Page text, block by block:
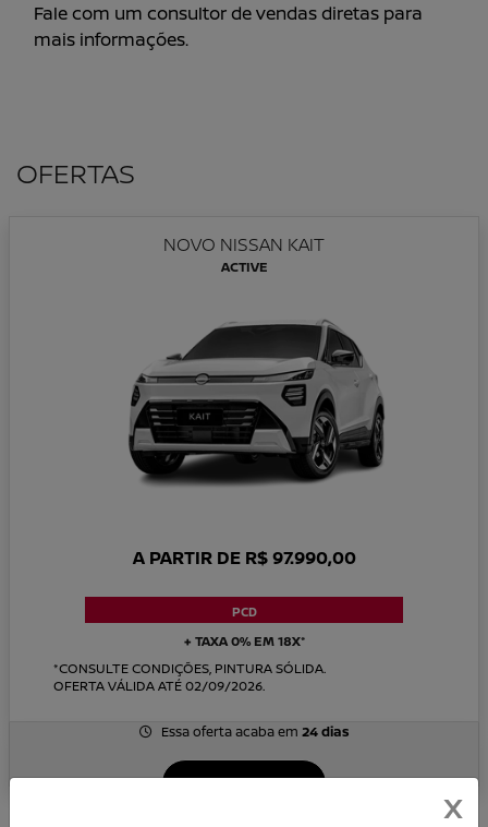
Fale com um consultor de vendas diretas para
mais informações.
OFERTAS
NOVO NISSAN KAIT
ACTIVE
A PARTIR DE R$ 97.990,00
PCD
+ TAXA 0% EM 18X*
*CONSULTE CONDIÇÕES, PINTURA SÓLIDA.
OFERTA VÁLIDA ATÉ 02/09/2026.
Essa oferta acaba em 24 dias
CONFIRA OFERTA
X